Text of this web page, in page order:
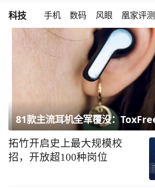
科技 手机 数码 风眼 凰家评测
拓竹开启史上最大规模校
招，开放超100种岗位